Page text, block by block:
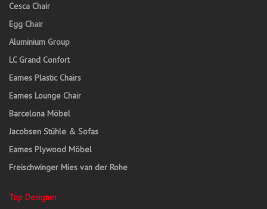
Cesca Chair
Egg Chair
Aluminium Group
LC Grand Confort
Eames Plastic Chairs
Eames Lounge Chair
Barcelona Möbel
Jacobsen Stühle & Sofas
Eames Plywood Möbel
Freischwinger Mies van der Rohe
Top Designer